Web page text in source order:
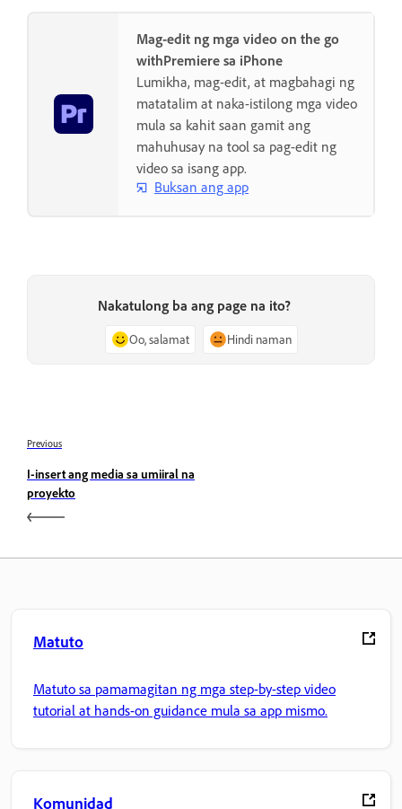
Mag-edit ng mga video on the go
withPremiere sa iPhone
Lumikha, mag-edit, at magbahagi ng
matatalim at naka-istilong mga video
mula sa kahit saan gamit ang
mahuhusay na tool sa pag-edit ng
video sa isang app.
Buksan ang app
Nakatulong ba ang page na ito?
Oo, salamat Hindi naman
Previous
I-insert ang media sa umiiral na
proyekto
Matuto
Matuto sa pamamagitan ng mga step-by-step video
tutorial at hands-on guidance mula sa app mismo.
Komunidad